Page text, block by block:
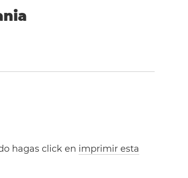
hagas click en imprimir esta